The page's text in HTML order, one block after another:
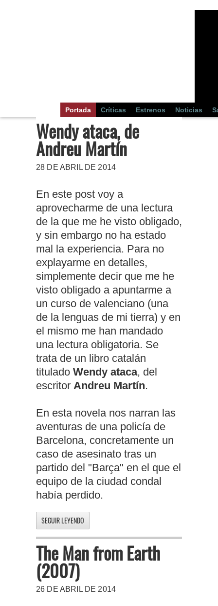
Portada Críticas Estrenos Noticias
Wendy ataca, de
Andreu Martín
28 DE ABRIL DE 2014
En este post voy a
aprovecharme de una lectura
de la que me he visto obligado,
y sin embargo no ha estado
mal la experiencia. Para no
explayarme en detalles,
simplemente decir que me he
visto obligado a apuntarme a
un curso de valenciano (una
de la lenguas de mi tierra) y en
el mismo me han mandado
una lectura obligatoria. Se
trata de un libro catalán
titulado Wendy ataca, del
escritor Andreu Martín.
En esta novela nos narran las
aventuras de una policía de
Barcelona, concretamente un
caso de asesinato tras un
partido del "Barça" en el que el
equipo de la ciudad condal
había perdido.
SEGUIR LEYENDO
The Man from Earth
(2007)
26 DE ABRIL DE 2014